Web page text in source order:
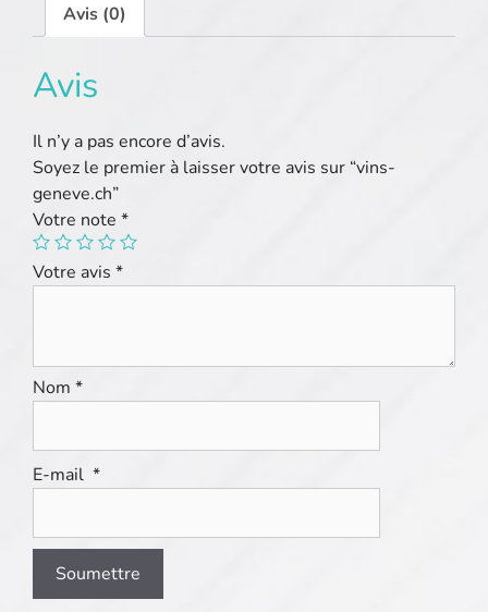
Avis (0)
Avis
Il n’y a pas encore d’avis.
Soyez le premier à laisser votre avis sur “vins-
geneve.ch”
Votre note *
Votre avis *
Nom *
E-mail *